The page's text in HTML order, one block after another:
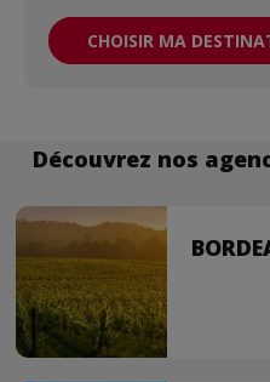
CHOISIR MA
Découvrez nos